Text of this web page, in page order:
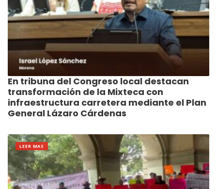
En tribuna del Congreso local destacan
transformación de la Mixteca con
infraestructura carretera mediante el Plan
General Lázaro Cárdenas
LEER MAS